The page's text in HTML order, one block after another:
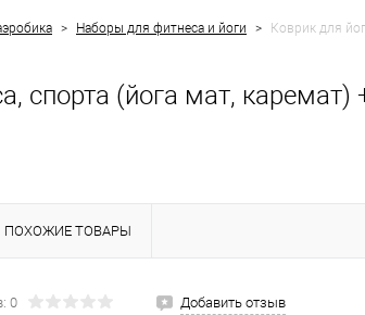
> Наборы для фитнеса и йоги >
Коврик для
спорта (йога мат,
ПОХОЖИЕ ТОВАРЫ
0 Добавить отзыв